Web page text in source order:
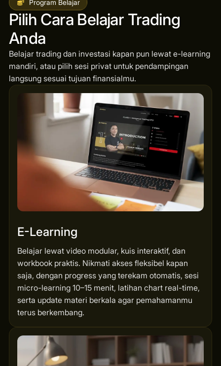
Program Belajar
Pilih Cara Belajar Trading
Anda
Belajar trading dan investasi kapan pun lewat e-learning
mandiri, atau pilih sesi privat untuk pendampingan
langsung sesuai tujuan finansialmu.
E-Learning
Belajar lewat video modular, kuis interaktif, dan
workbook praktis. Nikmati akses fleksibel kapan
saja, dengan progress yang terekam otomatis, sesi
micro-learning 10–15 menit, latihan chart real-time,
serta update materi berkala agar pemahamanmu
terus berkembang.